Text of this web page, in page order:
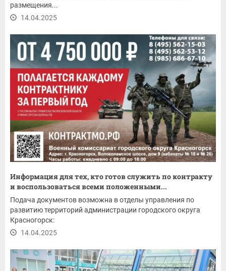
размещения...
14.04.2025
Информация для тех, кто готов служить по контракту
и воспользоваться всеми положенными...
Подача документов возможна в отделы управления по
развитию территорий администрации городского округа
Красногорск:
14.04.2025